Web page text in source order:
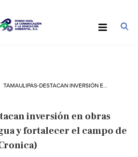
inversión en obras
y fortalecer el campo de